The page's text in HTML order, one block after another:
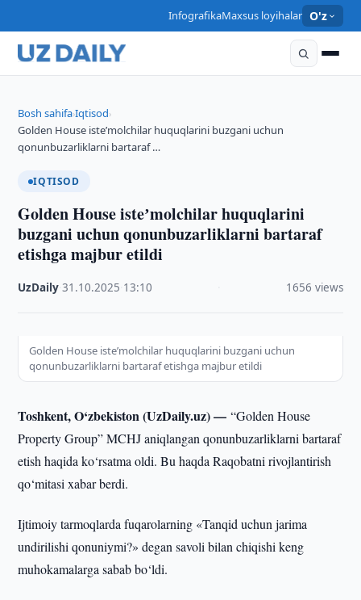
InfografikaMaxsus loyihalar O'z
Bosh sahifa›Iqtisod›
Golden House isteʼmolchilar huquqlarini buzgani uchun
qonunbuzarliklarni bartaraf …
IQTISOD
Golden House isteʼmolchilar huquqlarini
buzgani uchun qonunbuzarliklarni bartaraf
etishga majbur etildi
UzDaily ·31.10.2025 13:10 1656 views
Golden House isteʼmolchilar huquqlarini buzgani uchun
qonunbuzarliklarni bartaraf etishga majbur etildi
Toshkent, O‘zbekiston (UzDaily.uz) —“Golden House
Property Group” MCHJ aniqlangan qonunbuzarliklarni bartaraf
etish haqida ko‘rsatma oldi. Bu haqda Raqobatni rivojlantirish
qo‘mitasi xabar berdi.
Ijtimoiy tarmoqlarda fuqarolarning «Tanqid uchun jarima
undirilishi qonuniymi?» degan savoli bilan chiqishi keng
muhokamalarga sabab bo‘ldi.